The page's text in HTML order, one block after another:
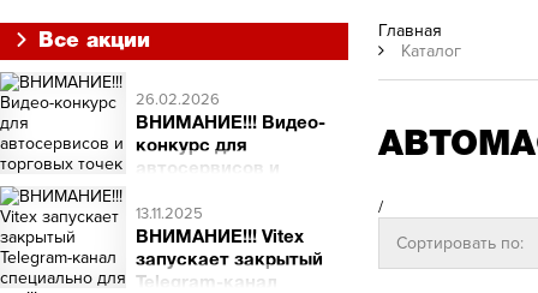
Все акции
26.02.2026
ВНИМАНИЕ!!! Видео-
конкурс для
автосервисов и
ВНИМАНИЕ!!! Видео-
конкурс для автосервисов
и торговых точек
Сними видео с Vitex -
13.11.2025
ВНИМАНИЕ!!! Vitex
запускает закрытый
Telegram-канал
Главная
Каталог
/
Сортировать по: